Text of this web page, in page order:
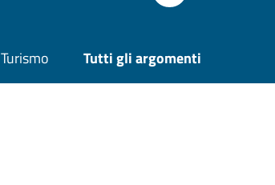
Turismo Tutti gli argomenti